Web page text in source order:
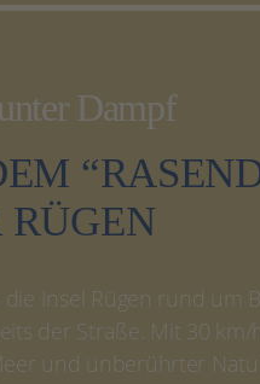
Dampf
RÜGEN
die Insel Rügen rund um
der Straße. Mit 30
und unberührter